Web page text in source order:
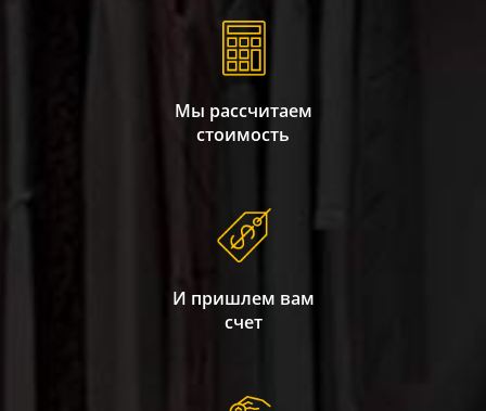
Мы рассчитаем
стоимость
И пришлем вам
счет